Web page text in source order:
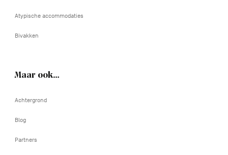
Atypische accommodaties
Bivakken
Maar ook…
Achtergrond
Blog
Partners